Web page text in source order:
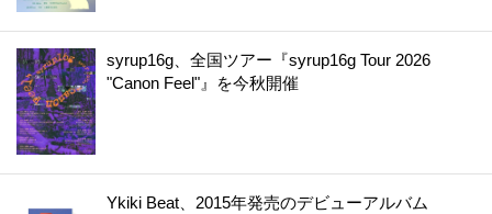
syrup16g、全国ツアー『syrup16g Tour 2026
"Canon Feel"』を今秋開催
Ykiki Beat、2015年発売のデビューアルバム